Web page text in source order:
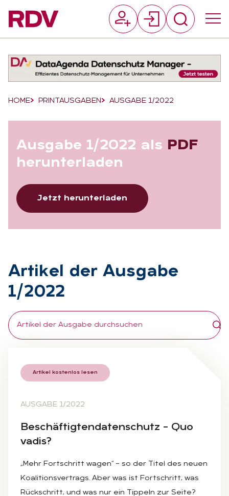
Breadcrumb-Navigation
HOME PRINTAUSGABEN AUSGABE 1/2022
Aus­ga­be 1/2022 als PDF
her­un­ter­la­den
Jetzt herunterladen
Ar­ti­kel der Aus­ga­be
1/2022
Artikel kostenlos lesen
AUSGABE 1/2022
Be­schäf­tig­ten­da­ten­schutz – Quo
va­dis?
„Mehr Fortschritt wagen“ – so der Titel des neuen
Koalitionsvertrags. Aber was ist Fortschritt, was
Rückschritt, und was nur ein Tippeln zur Seite?